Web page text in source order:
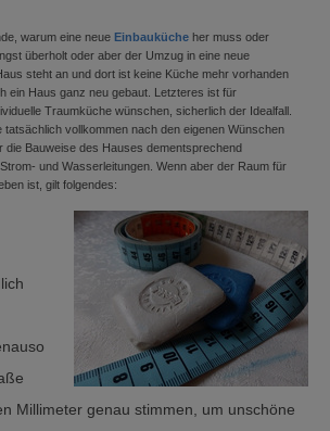
warum eine neue Einbauküche her muss oder
überholt oder aber der Umzug in eine neue
steht an und dort ist keine Küche mehr vorhanden
ein Haus ganz neu gebaut. Letzteres ist für
Traumküche wünschen, sicherlich der Idealfall.
tatsächlich vollkommen nach den eigenen Wünschen
die Bauweise des Hauses dementsprechend
und Wasserleitungen. Wenn aber der Raum für
ist, gilt folgendes:
Millimeter genau stimmen, um unschöne